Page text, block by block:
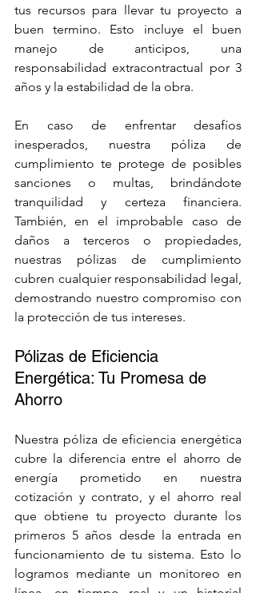
tus recursos para llevar tu proyecto a
buen termino. Esto incluye el buen
manejo de anticipos, una
responsabilidad extracontractual por 3
años y la estabilidad de la obra.
En caso de enfrentar desafíos
inesperados, nuestra póliza de
cumplimiento te protege de posibles
sanciones o multas, brindándote
tranquilidad y certeza financiera.
También, en el improbable caso de
daños a terceros o propiedades,
nuestras pólizas de cumplimiento
cubren cualquier responsabilidad legal,
demostrando nuestro compromiso con
la protección de tus intereses.
Pólizas de Eficiencia
Energética: Tu Promesa de
Ahorro
Nuestra póliza de eficiencia energética
cubre la diferencia entre el ahorro de
energía prometido en nuestra
cotización y contrato, y el ahorro real
que obtiene tu proyecto durante los
primeros 5 años desde la entrada en
funcionamiento de tu sistema. Esto lo
logramos mediante un monitoreo en